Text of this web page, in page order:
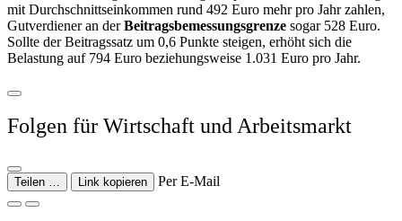
mit Durchschnittseinkommen rund 492 Euro mehr pro Jahr zahlen,
Gutverdiener an derBeitragsbemessungsgrenze sogar 528 Euro.
Sollte der Beitragssatz um 0,6 Punkte steigen, erhöht sich die
Belastung auf 794 Euro beziehungsweise 1.031 Euro pro Jahr.
Folgen für Wirtschaft und Arbeitsmarkt
Teilen … Link kopieren Per E-Mail